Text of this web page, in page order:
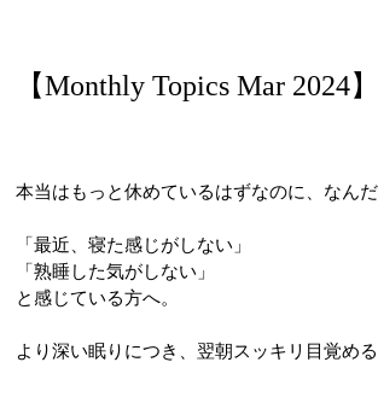
【Monthly Topics Mar
本当はもっと休めているはずなのに、なん
「最近、寝た感じがしない」
「熟睡した気がしない」
と感じている方へ。
より深い眠りにつき、翌朝スッキリ目覚め